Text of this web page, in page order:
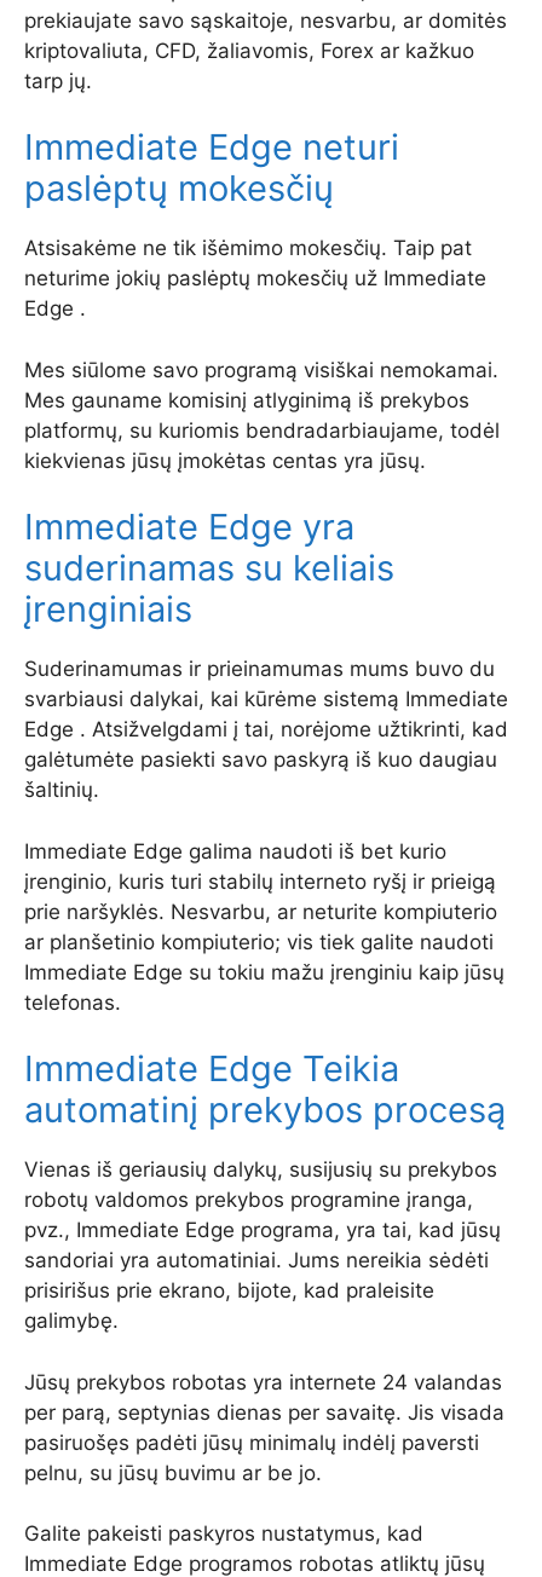
prekiaujate savo sąskaitoje, nesvarbu, ar domitės
kriptovaliuta, CFD, žaliavomis, Forex ar kažkuo
tarp jų.
Immediate Edge neturi
paslėptų mokesčių
Atsisakėme ne tik išėmimo mokesčių. Taip pat
neturime jokių paslėptų mokesčių už Immediate
Edge .
Mes siūlome savo programą visiškai nemokamai.
Mes gauname komisinį atlyginimą iš prekybos
platformų, su kuriomis bendradarbiaujame, todėl
kiekvienas jūsų įmokėtas centas yra jūsų.
Immediate Edge yra
suderinamas su keliais
įrenginiais
Suderinamumas ir prieinamumas mums buvo du
svarbiausi dalykai, kai kūrėme sistemą Immediate
Edge . Atsižvelgdami į tai, norėjome užtikrinti, kad
galėtumėte pasiekti savo paskyrą iš kuo daugiau
šaltinių.
Immediate Edge galima naudoti iš bet kurio
įrenginio, kuris turi stabilų interneto ryšį ir prieigą
prie naršyklės. Nesvarbu, ar neturite kompiuterio
ar planšetinio kompiuterio; vis tiek galite naudoti
Immediate Edge su tokiu mažu įrenginiu kaip jūsų
telefonas.
Immediate Edge Teikia
automatinį prekybos procesą
Vienas iš geriausių dalykų, susijusių su prekybos
robotų valdomos prekybos programine įranga,
pvz., Immediate Edge programa, yra tai, kad jūsų
sandoriai yra automatiniai. Jums nereikia sėdėti
prisirišus prie ekrano, bijote, kad praleisite
galimybę.
Jūsų prekybos robotas yra internete 24 valandas
per parą, septynias dienas per savaitę. Jis visada
pasiruošęs padėti jūsų minimalų indėlį paversti
pelnu, su jūsų buvimu ar be jo.
Galite pakeisti paskyros nustatymus, kad
Immediate Edge programos robotas atliktų jūsų